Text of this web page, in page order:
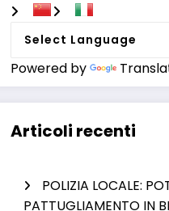
Powered by
Articoli recenti
POLIZIA LOCALE:
PATTUGLIAMENTO IN